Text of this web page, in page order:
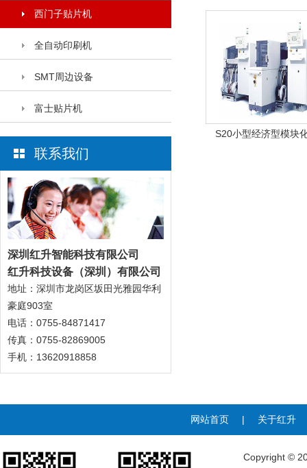
西门子贴片机
全自动印刷机
SMT周边设备
富士贴片机
联系我们
深圳红升智能科技有限公司
红升科技设备（深圳）有限公司
地址：深圳市龙岗区坂田光雅园华利
豪庭903室
电话：0755-84871417
传真：0755-82869005
手机：13620918858
S20小型经济型模块
网站首页 | 关于红升
Copyright ©